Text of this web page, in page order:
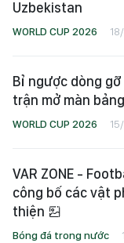
Uzbekistan
WORLD CUP 2026
Bỉ ngược dòng
trận mở màn
WORLD CUP 2026
VAR ZONE -
công bố các vật
thiện
Bóng đá trong nước